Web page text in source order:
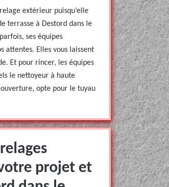
extérieur puisqu’elle
terrasse à Destord dans le
ses équipes
attentes. Elles vous laissent
Et pour rincer, les équipes
le nettoyeur à haute
opte pour le tuyau
projet et